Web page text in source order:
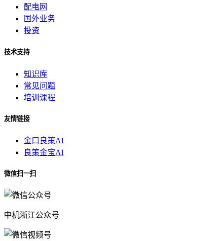
配电网
国外业务
投资
技术支持
知识库
常见问题
培训课程
友情链接
金口良策AI
良策金宝AI
微信扫一扫
中机浙江公众号